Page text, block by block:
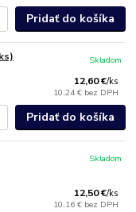
Pridať do košíka
12,60 €/ks
10,24 € bez DPH
Skladom
Pridať do košíka
12,50 €/ks
10,16 € bez DPH
Skladom